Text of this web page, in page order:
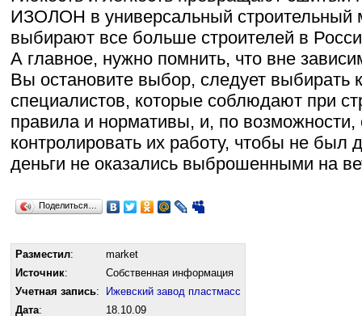
ИЗОЛОН в универсальный строительный
выбирают все больше строителей в
А главное, нужно помнить, что вне
Вы остановите выбор, следует выбирать
специалистов, которые соблюдают при
правила и нормативы, и, по возможности,
контролировать их работу, чтобы не
деньги не оказались выброшенными на
Поделиться…
Разместил:
market
Источник:
Собственная информация
Учетная запись:
Ижевский завод пластмасс
Дата: 18.10.09